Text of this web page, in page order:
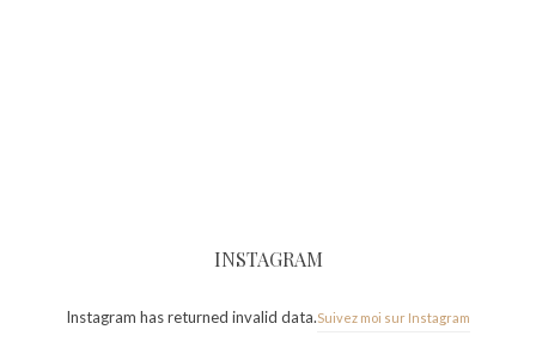
INSTAGRAM
Instagram has returned invalid data.Suivez moi sur Instagram